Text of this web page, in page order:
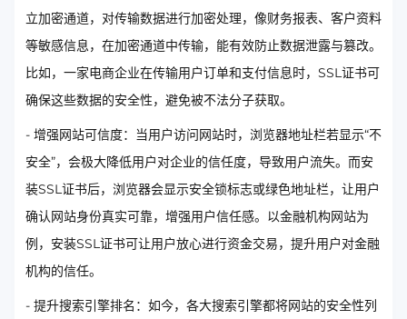
立加密通道，对传输数据进行加密处理，像财务报表、客户资料
等敏感信息，在加密通道中传输，能有效防止数据泄露与篡改。
比如，一家电商企业在传输用户订单和支付信息时，SSL证书可
确保这些数据的安全性，避免被不法分子获取。
- 增强网站可信度：当用户访问网站时，浏览器地址栏若显示“不
安全”，会极大降低用户对企业的信任度，导致用户流失。而安
装SSL证书后，浏览器会显示安全锁标志或绿色地址栏，让用户
确认网站身份真实可靠，增强用户信任感。以金融机构网站为
例，安装SSL证书可让用户放心进行资金交易，提升用户对金融
机构的信任。
- 提升搜索引擎排名：如今，各大搜索引擎都将网站的安全性列